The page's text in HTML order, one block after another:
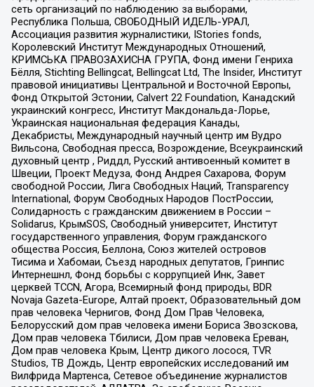
сеть организаций по наблюдению за выборами,
Республика Польша, СВОБОДНЫЙ ИДЕЛЬ-УРАЛ,
Ассоциация развития журналистики, IStories fonds,
Королевский Институт Международных Отношений,
КРИМСЬКА ПРАВОЗАХИСНА ГРУПА, Фонд имени Генриха
Бёлля, Stichting Bellingcat, Bellingcat Ltd, The Insider, Институт
правовой инициативы Центральной и Восточной Европы,
Фонд Открытой Эстонии, Calvert 22 Foundation, Канадский
украинский конгресс, Институт Макдональда-Лорье,
Украинская национальная федерация Канады,
Декабристы, Международный научный центр им Вудро
Вильсона, Свободная пресса, Возрождение, Всеукраинский
духовный центр , Риддл, Русский антивоенный комитет в
Швеции, Проект Медуза, Фонд Андрея Сахарова, Форум
свободной России, Лига Свободных Наций, Transparеncy
International, Форум Свободных Народов ПостРоссии,
Солидарность с гражданским движением в России –
Solidarus, КрымSOS, Свободный университет, Институт
государственного управления, Форум гражданского
общества Россия, Беллона, Союз жителей островов
Тисима и Хабомаи, Съезд народных депутатов, Гринпис
Интернешнл, Фонд борьбы с коррупцией Инк, Завет
церквей TCCN, Агора, Всемирный фонд природы, BDR
Novaja Gazeta-Europe, Алтай проект, Образовательный дом
прав человека Чернигов, Фонд Дом Прав Человека,
Белорусский дом прав человека имени Бориса Звозскова,
Дом прав человека Тбилиси, Дом прав человека Ереван,
Дом прав человека Крым, Центр дикого лосося, TVR
Studios, ТВ Дождь, Центр европейских исследований им
Вилфрида Мартенса, Сетевое объединение журналистов